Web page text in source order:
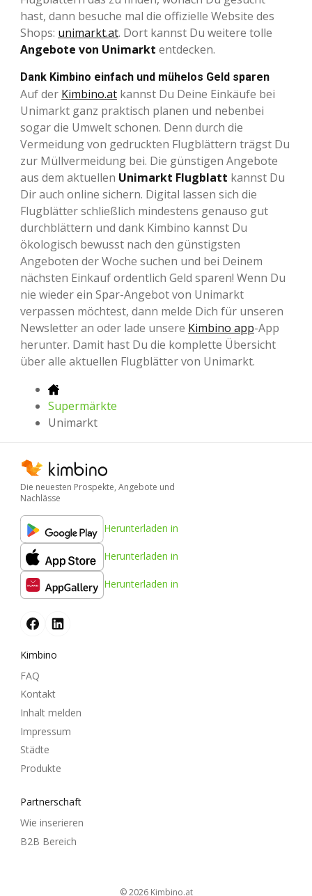
hast, dann besuche mal die offizielle Website des
Shops: unimarkt.at. Dort kannst Du weitere tolle
Angebote von Unimarkt entdecken.
Dank Kimbino einfach und mühelos Geld sparen
Auf der Kimbino.at kannst Du Deine Einkäufe bei
Unimarkt ganz praktisch planen und nebenbei
sogar die Umwelt schonen. Denn durch die
Vermeidung von gedruckten Flugblättern trägst Du
zur Müllvermeidung bei. Die günstigen Angebote
aus dem aktuellen Unimarkt Flugblatt kannst Du
Dir auch online sichern. Digital lassen sich die
Flugblätter schließlich mindestens genauso gut
durchblättern und dank Kimbino kannst Du
ökologisch bewusst nach den günstigsten
Angeboten der Woche suchen und bei Deinem
nächsten Einkauf ordentlich Geld sparen! Wenn Du
nie wieder ein Spar-Angebot von Unimarkt
verpassen möchtest, dann melde Dich für unseren
Newsletter an oder lade unsere Kimbino app-App
herunter. Damit hast Du die komplette Übersicht
über alle aktuellen Flugblätter von Unimarkt.
Supermärkte
Unimarkt
Die neuesten Prospekte, Angebote und
Nachlässe
Herunterladen in
Herunterladen in
Herunterladen in
Kimbino
FAQ
Kontakt
Inhalt melden
Impressum
Städte
Produkte
Partnerschaft
Wie inserieren
B2B Bereich
© 2026 kimbino.at